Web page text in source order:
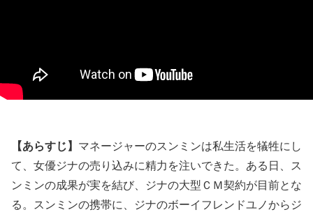
【あらすじ】 マネージャーのスンミンは私生活を犠牲にし
て、女優ジナの売り込みに精力を注いできた。ある日、ス
ンミンの成果が実を結び、ジナの大型ＣＭ契約が目前とな
る。スンミンの携帯に、ジナのボーイフレンドユノからジ